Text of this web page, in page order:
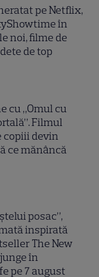
pe Netflix,
în
noi, filme de
de top
cu „Omul cu
Filmul
copiii devin
ce mănâncă
posac”,
inspirată
The New
în
pe 7 august